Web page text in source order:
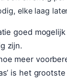
elke laag
goed
zijn.
meer
is het